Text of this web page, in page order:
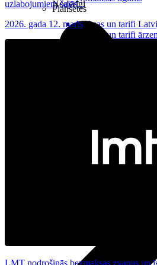
Noderīgi
Maksas un tarifi
Maksas un tarifi
Planšetes
uzlabojumiem šajās...
2026. gada 12. marts
LMT nodrošinās bezmaksas zvanus un